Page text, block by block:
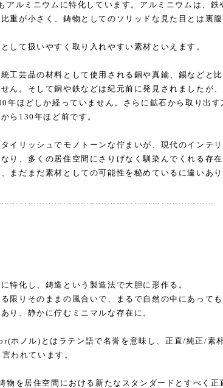
アルミニウムに特化しています。アルミニウムは、鉄
重が小さく、鋳物としてのソリッドな見た目とは裏
して扱いやすく取り入れやすい素材といえます。
工芸品の材料として使用される銅や真鍮、錫などと
ん。そして銅や鉄などは紀元前に発見されましたが
年ほどしか経っていません。さらに鉱石から取り出す
ら130年ほど前です。
イリッシュでモノトーンな佇まいが、現代のインテ
り、多くの居住空間にさりげなく馴染んでくれる存在
まだまだ素材としての可能性を秘めているに違いあり
特化し、鋳造という製造法で大胆に形作る。
限りそのままの風合いで、まるで自然の中にあって
り、静かに佇むミニマルな存在に。
ホノル)とはラテン語で名誉を意味し、正直/純正/素
われています。
物を居住空間における新たなスタンダードとすべく正